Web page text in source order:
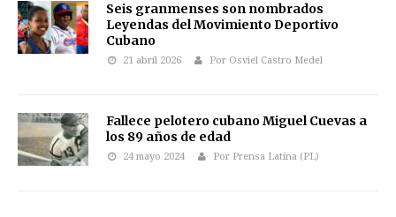
Seis granmenses son nombrados
Leyendas del Movimiento Deportivo
Cubano
21 abril 2026 Por Osviel Castro Medel
Fallece pelotero cubano Miguel Cuevas a
los 89 años de edad
24 mayo 2024 Por Prensa Latina (PL)